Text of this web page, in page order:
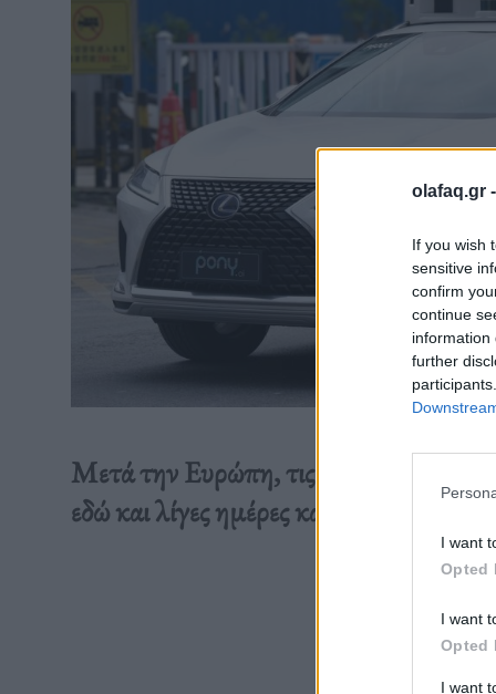
olafaq.gr -
If you wish
sensitive
confirm
continue
information
further
I want
Opted
I want
Opted
I want
Μετά την Ευρώπη, τις ΗΠΑ και το
εδώ και λίγες ημέρες και στο Πεκίνο.